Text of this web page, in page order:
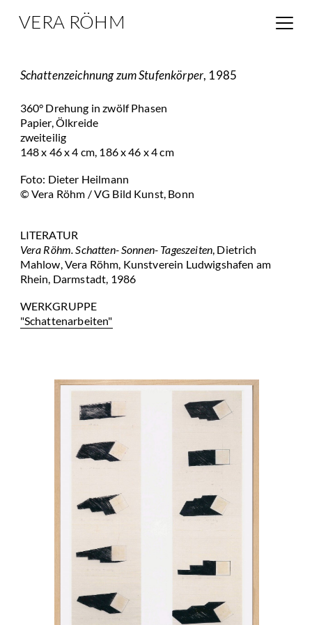
VERA RÖHM
Schattenzeichnung zum Stufenkörper, 1985
360° Drehung in zwölf Phasen
Papier, Ölkreide
zweiteilig
148 x 46 x 4 cm, 186 x 46 x 4 cm
Foto: Dieter Heilmann
© Vera Röhm / VG Bild Kunst, Bonn
LITERATUR
Vera Röhm. Schatten- Sonnen- Tageszeiten, Dietrich
Mahlow, Vera Röhm, Kunstverein Ludwigshafen am
Rhein, Darmstadt, 1986
WERKGRUPPE
"Schattenarbeiten"